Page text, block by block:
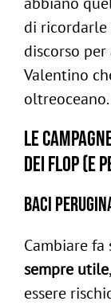
di ricordarle
discorso per
Valentino
Le
dei flop (e
Baci
Cambiare fa
sempre utile
essere